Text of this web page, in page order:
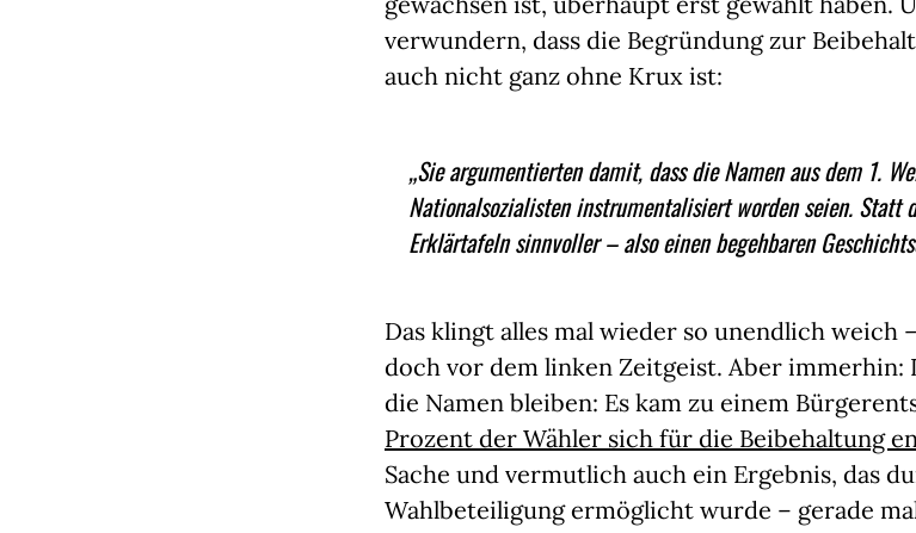
verwundern, dass die Begründung zur
auch nicht ganz ohne Krux ist:
„Sie argumentierten damit, dass die Namen aus dem 1.
Nationalsozialisten instrumentalisiert worden seien. Statt
Erklärtafeln sinnvoller – also einen begehbaren
Das klingt alles mal wieder so unendlich weich
doch vor dem linken Zeitgeist. Aber
die Namen bleiben: Es kam zu einem
Prozent der Wähler sich für die Beibehaltung
Sache und vermutlich auch ein Ergebnis, das
Wahlbeteiligung ermöglicht wurde – gerade